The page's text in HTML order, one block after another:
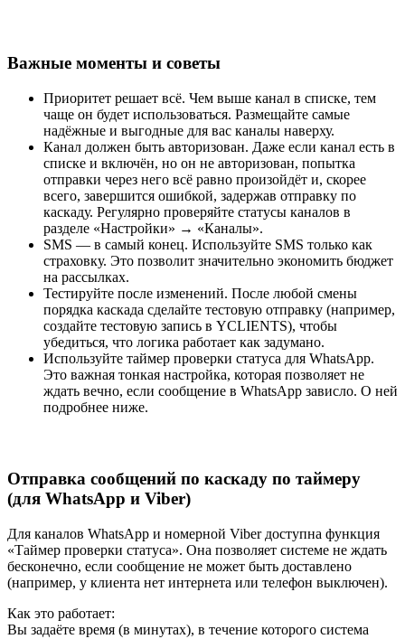
Важные моменты и советы
Приоритет решает всё. Чем выше канал в списке, тем
чаще он будет использоваться. Размещайте самые
надёжные и выгодные для вас каналы наверху.
Канал должен быть авторизован. Даже если канал есть в
списке и включён, но он не авторизован, попытка
отправки через него всё равно произойдёт и, скорее
всего, завершится ошибкой, задержав отправку по
каскаду. Регулярно проверяйте статусы каналов в
разделе «Настройки» → «Каналы».
SMS — в самый конец. Используйте SMS только как
страховку. Это позволит значительно экономить бюджет
на рассылках.
Тестируйте после изменений. После любой смены
порядка каскада сделайте тестовую отправку (например,
создайте тестовую запись в YCLIENTS), чтобы
убедиться, что логика работает как задумано.
Используйте таймер проверки статуса для WhatsApp.
Это важная тонкая настройка, которая позволяет не
ждать вечно, если сообщение в WhatsApp зависло. О ней
подробнее ниже.
Отправка сообщений по каскаду по таймеру
(для WhatsApp и Viber)
Для каналов WhatsApp и номерной Viber доступна функция
«Таймер проверки статуса». Она позволяет системе не ждать
бесконечно, если сообщение не может быть доставлено
(например, у клиента нет интернета или телефон выключен).
Как это работает:
Вы задаёте время (в минутах), в течение которого система